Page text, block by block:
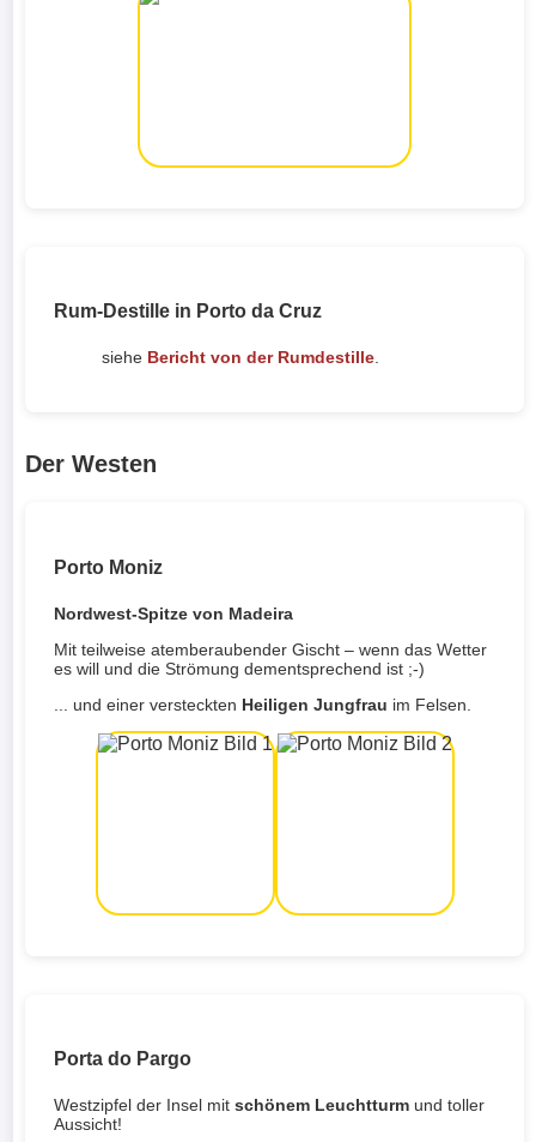
Rum-Destille in Porto da Cruz
siehe Bericht von der Rumdestille.
Der Westen
Porto Moniz
Nordwest-Spitze von Madeira
Mit teilweise atemberaubender Gischt – wenn das Wetter
es will und die Strömung dementsprechend ist ;-)
... und einer versteckten Heiligen Jungfrau im Felsen.
Porta do Pargo
Westzipfel der Insel mitschönem Leuchtturm und toller
Aussicht!